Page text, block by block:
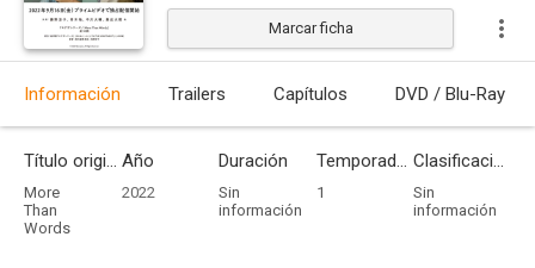
Marcar ficha
Información Trailers Capítulos DVD / Blu-Ray
Título original
More
Than
Words
Año
2022
Duración
Sin
información
Temporadas
1
Clasificación por edades
Sin
información